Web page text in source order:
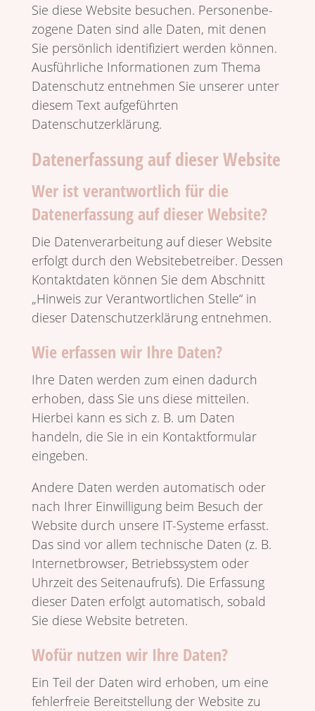
Sie diese Website besu­chen. Perso­nen­be­
zo­gene Daten sind alle Daten, mit denen
Sie persön­lich iden­ti­fi­ziert werden können.
Ausführ­liche Infor­ma­tionen zum Thema
Daten­schutz entnehmen Sie unserer unter
diesem Text aufge­führten
Datenschutzerklärung.
Datenerfassung auf dieser Website
Wer ist verantwortlich für die
Datenerfassung auf dieser Website?
Die Daten­ver­ar­bei­tung auf dieser Website
erfolgt durch den Website­be­treiber. Dessen
Kontakt­daten können Sie dem Abschnitt
„Hinweis zur Verant­wort­li­chen Stelle“ in
dieser Daten­schutz­er­klä­rung entnehmen.
Wie erfassen wir Ihre Daten?
Ihre Daten werden zum einen dadurch
erhoben, dass Sie uns diese mitteilen.
Hierbei kann es sich z. B. um Daten
handeln, die Sie in ein Kontakt­for­mular
eingeben.
Andere Daten werden auto­ma­tisch oder
nach Ihrer Einwil­li­gung beim Besuch der
Website durch unsere IT-Systeme erfasst.
Das sind vor allem tech­ni­sche Daten (z. B.
Inter­net­browser, Betriebs­sy­stem oder
Uhrzeit des Seiten­auf­rufs). Die Erfas­sung
dieser Daten erfolgt auto­ma­tisch, sobald
Sie diese Website betreten.
Wofür nutzen wir Ihre Daten?
Ein Teil der Daten wird erhoben, um eine
fehler­freie Bereit­stel­lung der Website zu